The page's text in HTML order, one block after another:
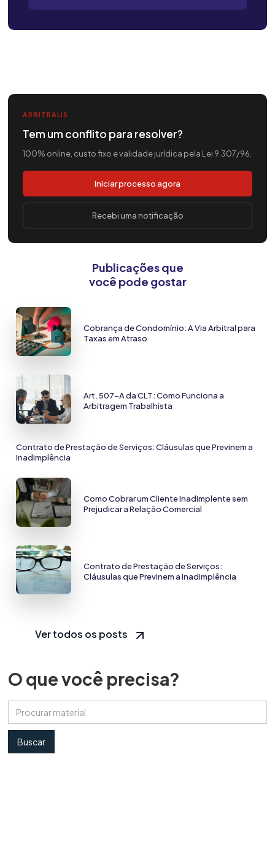
ARBITRALIS
Tem um conflito para resolver?
100% online, custo fixo e validade jurídica pela Lei 9.307/96.
Iniciar processo agora
Recebi uma notificação
Publicações que
você pode gostar
Cobrança de Condomínio: A Via Arbitral para
Taxas em Atraso
Art. 507-A da CLT: Como Funciona a
Arbitragem Trabalhista
Contrato de Prestação de Serviços: Cláusulas que Previnem a
Inadimplência
Como Cobrar um Cliente Inadimplente sem
Prejudicar a Relação Comercial
Contrato de Prestação de Serviços:
Cláusulas que Previnem a Inadimplência
Ver todos os posts
O que você precisa?